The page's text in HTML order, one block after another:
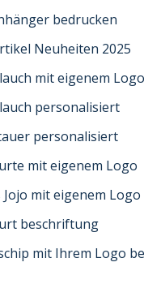
bedrucken
Neuheiten 2025
mit eigenem Logo
personalisiert
personalisiert
mit eigenem Logo
Jojo mit eigenem Logo
beschriftung
mit Ihrem Logo